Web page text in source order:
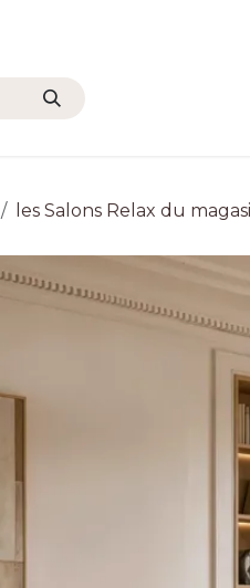
les Salons Relax du